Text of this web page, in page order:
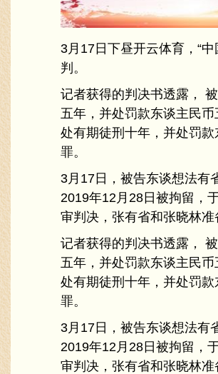
3月17日下昼开云体育，“
判。
记者获得的判决书透露，
五年，并处罚款东谈主民
处有期徒刑十年，并处罚
罪。
3月17日，被告东谈想法有
2019年12月28日被拘留，
审判决，张有省和张晓林准
记者获得的判决书透露，
五年，并处罚款东谈主民
处有期徒刑十年，并处罚
罪。
3月17日，被告东谈想法有
2019年12月28日被拘留，
审判决，张有省和张晓林准